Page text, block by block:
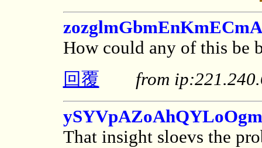
zozglmGbmEnKmECmA
How could any of this be
回覆
from
That insight sloevs the